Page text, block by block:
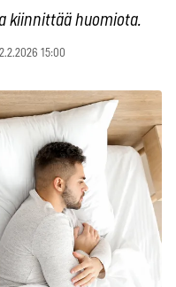
kiinnittää huomiota.
2.2.2026 15:00